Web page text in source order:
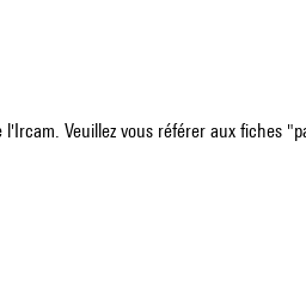
Veuillez vous référer aux fiches